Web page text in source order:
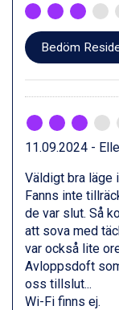
Zell am See
Canazei
Livigno från
Ponte di
Alleghe från
Sauze dOulx
Arabba från
La Thuile
Cervinia
Passo
Bad
Saalbach
Sölden från
Champoluc
Sestriere
Ischgl från
Bedöm
11.09.2024 -
Väldigt bra läge
Fanns inte
de var slut. Så
att sova med
var också lite
Avloppsdoft
oss tillslut...
Wi-Fi finns ej.